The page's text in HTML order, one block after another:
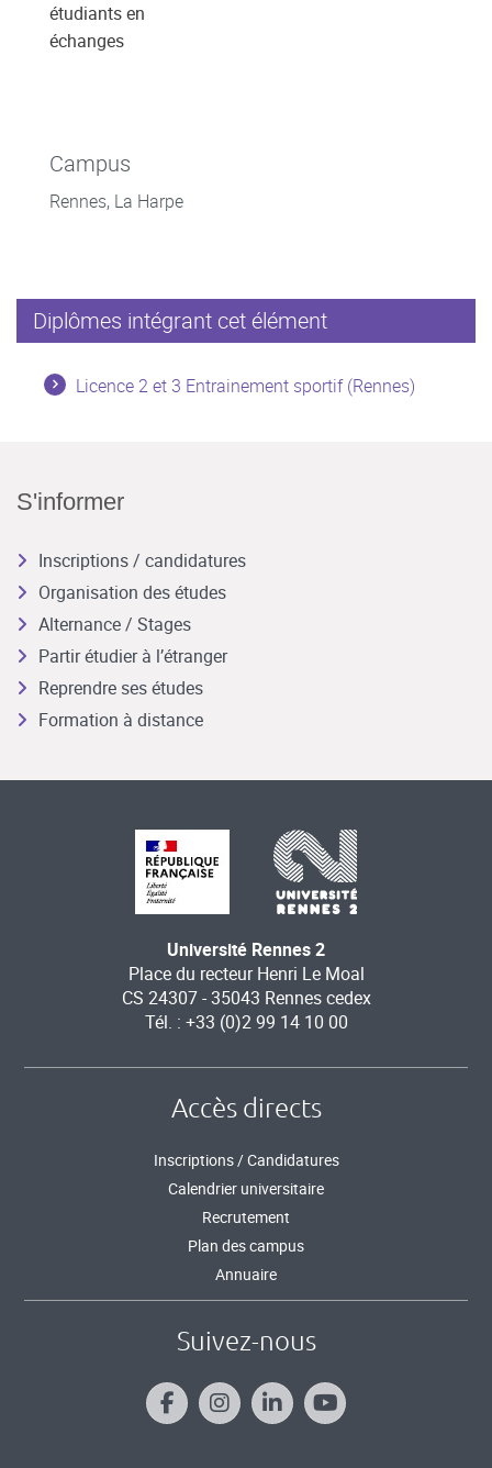
étudiants en
échanges
Campus
Rennes, La Harpe
Diplômes intégrant cet élément
Licence 2 et 3 Entrainement sportif (Rennes)
S'informer
Inscriptions / candidatures
Organisation des études
Alternance / Stages
Partir étudier à l’étranger
Reprendre ses études
Formation à distance
Université Rennes 2
Place du recteur Henri Le Moal
CS 24307 - 35043 Rennes cedex
Tél. : +33 (0)2 99 14 10 00
Accès directs
Inscriptions / Candidatures
Calendrier universitaire
Recrutement
Plan des campus
Annuaire
Suivez-nous